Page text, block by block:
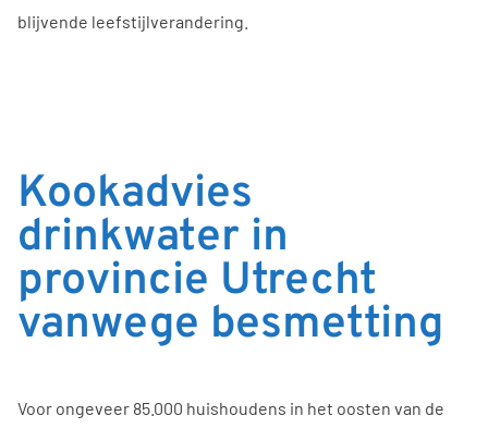
blijvende leefstijlverandering.
Kookadvies
drinkwater in
provincie Utrecht
vanwege besmetting
Voor ongeveer 85.000 huishoudens in het oosten van de